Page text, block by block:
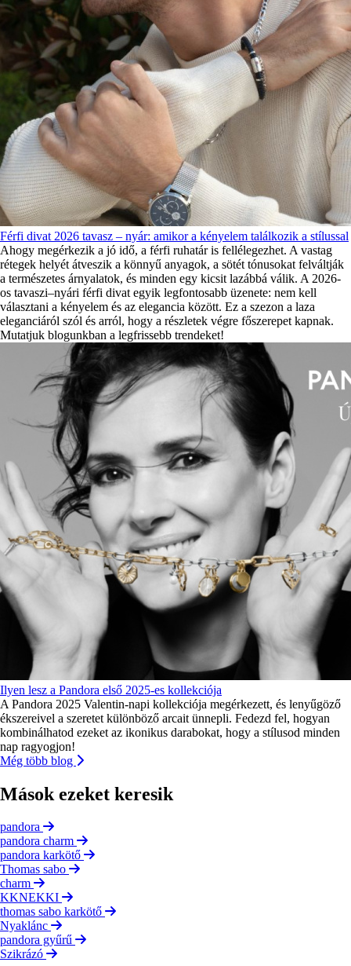
Férfi divat 2026 tavasz – nyár: amikor a kényelem találkozik a stílussal
Ahogy megérkezik a jó idő, a férfi ruhatár is fellélegezhet. A vastag
rétegek helyét átveszik a könnyű anyagok, a sötét tónusokat felváltják
a természetes árnyalatok, és minden egy kicsit lazábbá válik. A 2026-
os tavaszi–nyári férfi divat egyik legfontosabb üzenete: nem kell
választani a kényelem és az elegancia között. Ez a szezon a laza
eleganciáról szól és arról, hogy a részletek végre főszerepet kapnak.
Mutatjuk blogunkban a legfrissebb trendeket!
Ilyen lesz a Pandora első 2025-es kollekciója
A Pandora 2025 Valentin-napi kollekciója megérkezett, és lenyűgöző
ékszereivel a szeretet különböző arcait ünnepli. Fedezd fel, hogyan
kombinálhatod ezeket az ikonikus darabokat, hogy a stílusod minden
nap ragyogjon!
Még több blog
Mások ezeket keresik
pandora
pandora charm
pandora karkötő
Thomas sabo
charm
KKNEKKI
thomas sabo karkötő
Nyaklánc
pandora gyűrű
Szikrázó